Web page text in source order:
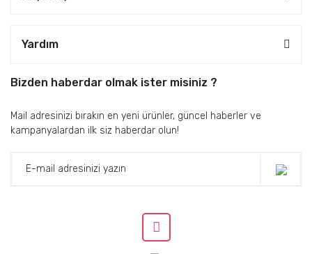
Yardım
Bizden haberdar olmak ister misiniz ?
Mail adresinizi bırakın en yeni ürünler, güncel haberler ve
kampanyalardan ilk siz haberdar olun!